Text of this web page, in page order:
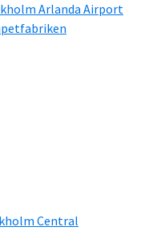
Arlanda Airport
Central